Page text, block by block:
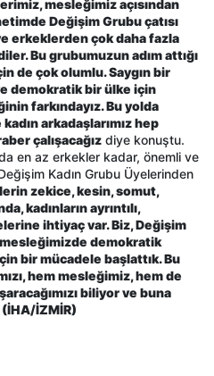
mesleğimiz açısından
Değişim Grubu çatısı
erkeklerden çok daha fazla
Bu grubumuzun adım attığı
de çok olumlu. Saygın bir
demokratik bir ülke için
farkındayız. Bu yolda
arkadaşlarımız hep
çalışacağız diye konuştu.
en az erkekler kadar, önemli ve
Kadın Grubu Üyelerinden
zekice, kesin, somut,
kadınların ayrıntılı,
ihtiyaç var. Biz, Değişim
demokratik
bir mücadele başlattık. Bu
hem mesleğimiz, hem de
biliyor ve buna
(İHA/İZMİR)